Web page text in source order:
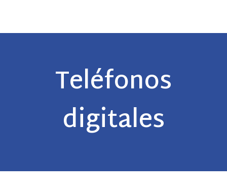
Teléfonos
digitales